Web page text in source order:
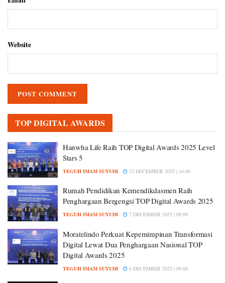
Website
TOP DIGITAL AWARDS
Hanwha Life Raih TOP Digital Awards 2025 Level
Stars 5
TEGUH IMAM SUYUDI 23 DECEMBER 2025 | 16:00
Rumah Pendidikan Kemendikdasmen Raih
Penghargaan Bergengsi TOP Digital Awards 2025
TEGUH IMAM SUYUDI 7 DECEMBER 2025 | 09:00
Moratelindo Perkuat Kepemimpinan Transformasi
Digital Lewat Dua Penghargaan Nasional TOP
Digital Awards 2025
TEGUH IMAM SUYUDI 6 DECEMBER 2025 | 09:00